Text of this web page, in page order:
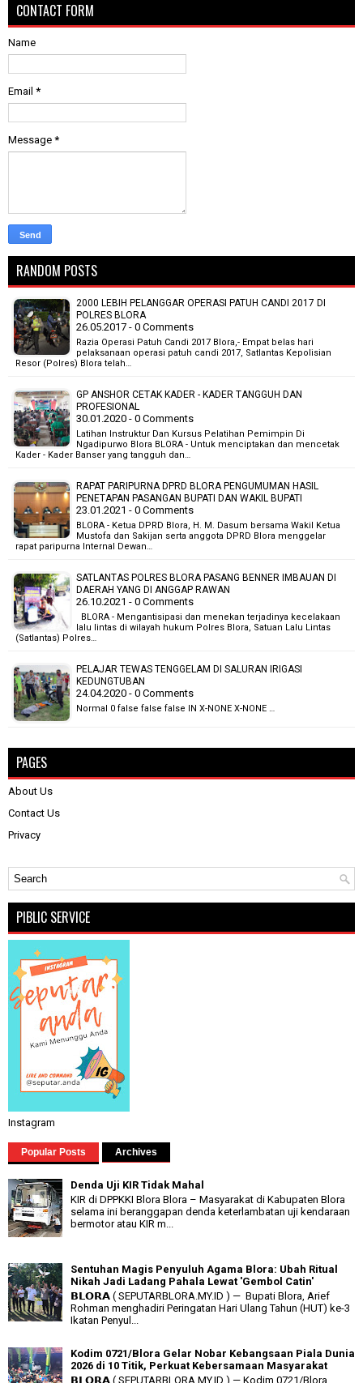
CONTACT FORM
Name
Email *
Message *
RANDOM POSTS
2000 LEBIH PELANGGAR OPERASI PATUH CANDI 2017 DI
POLRES BLORA
26.05.2017 - 0 Comments
Razia Operasi Patuh Candi 2017 Blora,- Empat belas hari
pelaksanaan operasi patuh candi 2017, Satlantas Kepolisian
Resor (Polres) Blora telah…
GP ANSHOR CETAK KADER - KADER TANGGUH DAN
PROFESIONAL
30.01.2020 - 0 Comments
Latihan Instruktur Dan Kursus Pelatihan Pemimpin Di
Ngadipurwo Blora BLORA - Untuk menciptakan dan mencetak
Kader - Kader Banser yang tangguh dan…
RAPAT PARIPURNA DPRD BLORA PENGUMUMAN HASIL
PENETAPAN PASANGAN BUPATI DAN WAKIL BUPATI
23.01.2021 - 0 Comments
BLORA - Ketua DPRD Blora, H. M. Dasum bersama Wakil Ketua
Mustofa dan Sakijan serta anggota DPRD Blora menggelar
rapat paripurna Internal Dewan…
SATLANTAS POLRES BLORA PASANG BENNER IMBAUAN DI
DAERAH YANG DI ANGGAP RAWAN
26.10.2021 - 0 Comments
BLORA - Mengantisipasi dan menekan terjadinya kecelakaan
lalu lintas di wilayah hukum Polres Blora, Satuan Lalu Lintas
(Satlantas) Polres…
PELAJAR TEWAS TENGGELAM DI SALURAN IRIGASI
KEDUNGTUBAN
24.04.2020 - 0 Comments
Normal 0 false false false IN X-NONE X-NONE …
PAGES
About Us
Contact Us
Privacy
PIBLIC SERVICE
Instagram
Popular Posts Archives
Denda Uji KIR Tidak Mahal
KIR di DPPKKI Blora Blora – Masyarakat di Kabupaten Blora
selama ini beranggapan denda keterlambatan uji kendaraan
bermotor atau KIR m...
Sentuhan Magis Penyuluh Agama Blora: Ubah Ritual
Nikah Jadi Ladang Pahala Lewat 'Gembol Catin'
𝗕𝗟𝗢𝗥𝗔 ( SEPUTARBLORA.MY.ID ) — Bupati Blora, Arief
Rohman menghadiri Peringatan Hari Ulang Tahun (HUT) ke-3
Ikatan Penyul...
Kodim 0721/Blora Gelar Nobar Kebangsaan Piala Dunia
2026 di 10 Titik, Perkuat Kebersamaan Masyarakat
𝗕𝗟𝗢𝗥𝗔 ( SEPUTARBLORA.MY.ID ) — Kodim 0721/Blora